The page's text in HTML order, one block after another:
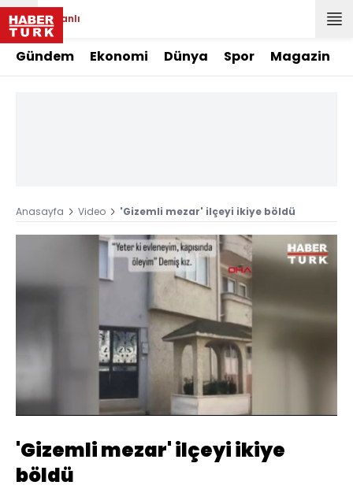
Canlı
Gündem Ekonomi Dünya Spor Magazin
Anasayfa Video 'Gizemli mezar' ilçeyi ikiye böldü
Aç
Hızı
'Gizemli mezar' ilçeyi ikiye
böldü